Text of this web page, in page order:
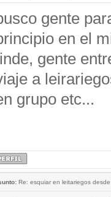
gente
en el
gente
a
grupo etc...
Re: esquiar en leitariegos